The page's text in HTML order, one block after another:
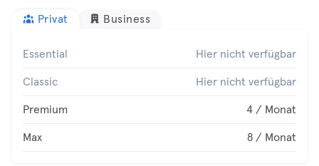
Privat Business
Essential Hier nicht verfügbar
Classic Hier nicht verfügbar
Premium 4 / Monat
Max 8 / Monat